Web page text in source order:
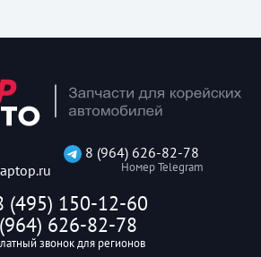
8 (964) 626-82-78
Номер Telegram
(495) 150-12-60
626-82-78
звонок для регионов